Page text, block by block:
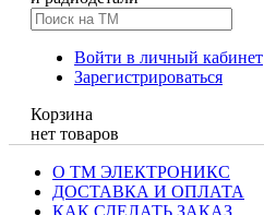
Войти в личный кабинет
Зарегистрироваться
Корзина
нет товаров
О ТМ ЭЛЕКТРОНИКС
ДОСТАВКА И ОПЛАТА